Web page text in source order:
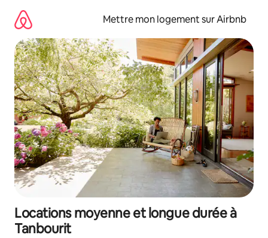
directement
contenu
Mettre mon logement sur Airbnb
Locations moyenne et longue durée à
Tanbourit